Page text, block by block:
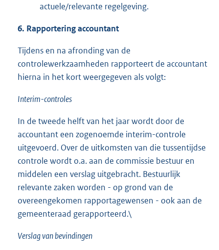
actuele/relevante regelgeving.
6. Rapportering accountant
Tijdens en na afronding van de
controlewerkzaamheden rapporteert de accountant
hierna in het kort weergegeven als volgt:
Interim-controles
In de tweede helft van het jaar wordt door de
accountant een zogenoemde interim-controle
uitgevoerd. Over de uitkomsten van die tussentijdse
controle wordt o.a. aan de commissie bestuur en
middelen een verslag uitgebracht. Bestuurlijk
relevante zaken worden - op grond van de
overeengekomen rapportagewensen - ook aan de
gemeenteraad gerapporteerd.\
Verslag van bevindingen